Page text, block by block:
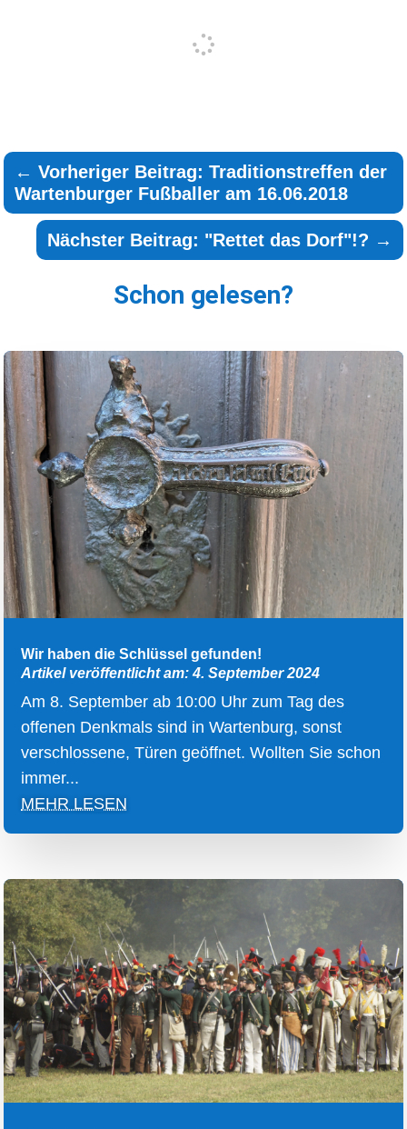
←Vorheriger Beitrag: Traditionstreffen der
Wartenburger Fußballer am 16.06.2018
Nächster Beitrag: "Rettet das Dorf"!? →
Schon gelesen?
Wir haben die Schlüssel gefunden!
Artikel veröffentlicht am: 4. September 2024
Am 8. September ab 10:00 Uhr zum Tag des
offenen Denkmals sind in Wartenburg, sonst
verschlossene, Türen geöffnet. Wollten Sie schon
immer...
MEHR LESEN